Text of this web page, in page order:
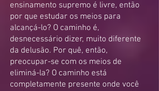
ensinamento supremo é livre, então
por que estudar os meios para
alcançá-lo? O caminho é,
desnecessário dizer, muito diferente
da delusão. Por quê, então,
preocupar-se com os meios de
eliminá-la? O caminho está
completamente presente onde você